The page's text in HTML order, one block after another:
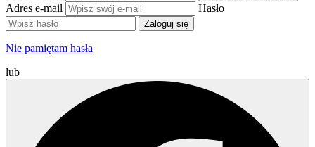
Adres e-mail Hasło
Zaloguj się
Nie pamiętam hasła
lub